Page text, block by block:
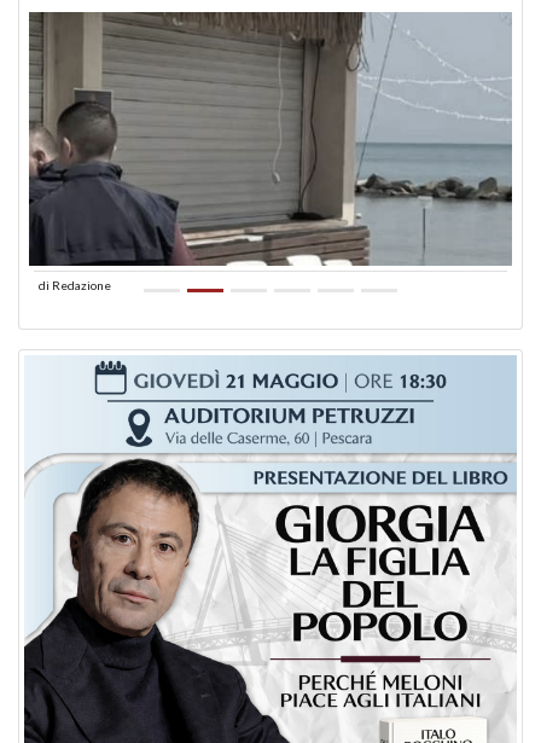
di Redazione